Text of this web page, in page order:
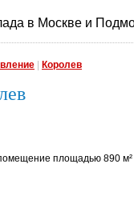
в Москве и
Королев
площадью 890 м²